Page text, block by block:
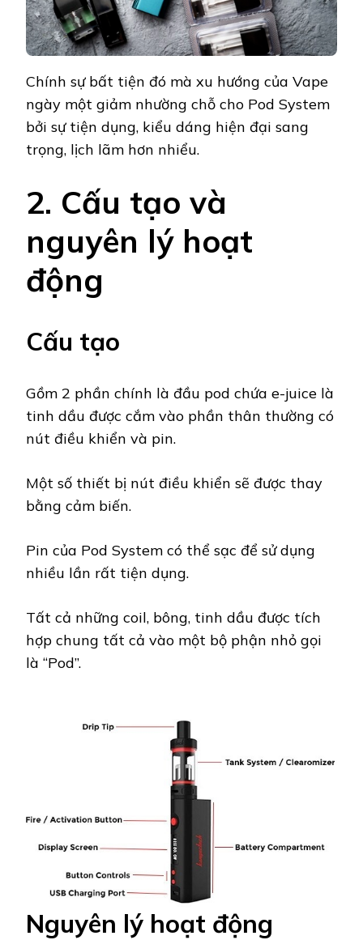
Chính sự bất tiện đó mà xu hướng của Vape
ngày một giảm nhường chỗ cho Pod System
bởi sự tiện dụng, kiểu dáng hiện đại sang
trọng, lịch lãm hơn nhiểu.
2. Cấu tạo và
nguyên lý hoạt
động
Cấu tạo
Gồm 2 phần chính là đầu pod chứa e-juice là
tinh dầu được cắm vào phần thân thường có
nút điều khiển và pin.
Một số thiết bị nút điều khiển sẽ được thay
bằng cảm biến.
Pin của Pod System có thể sạc để sử dụng
nhiều lần rất tiện dụng.
Tất cả những coil, bông, tinh dầu được tích
hợp chung tất cả vào một bộ phận nhỏ gọi
là “Pod”.
Nguyên lý hoạt động